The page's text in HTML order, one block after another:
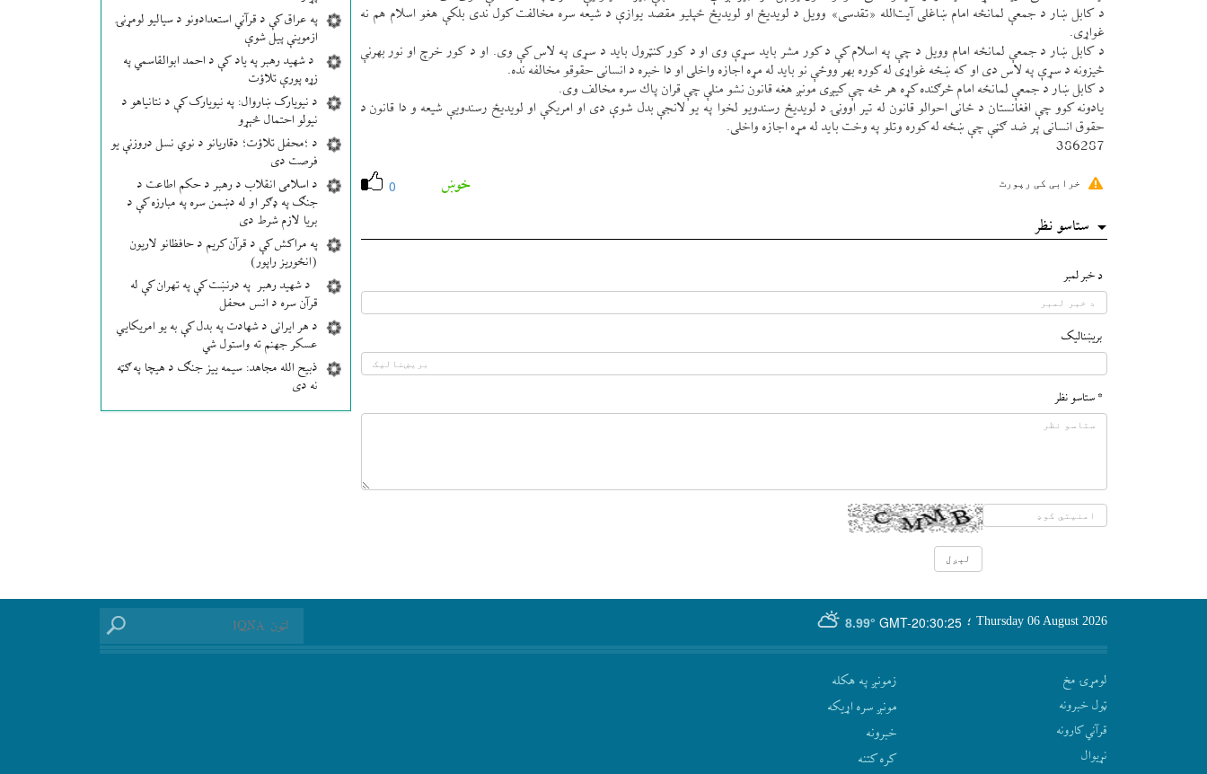
په عراق کې د قرآني استعدادونو د سیالیو لومړنۍ
ازموینې پیل شوې
د شهید رهبر په یاد کې د احمد ابوالقاسمي په
زړه پورې تلاؤت
د نیویارک ښاروال: په نیویارک کې د نتانیاهو د
نیولو احتمال څېړو
د ؛محفل تلاؤت؛ دقاریانو د نوي نسل دروزنې یو
فرصت دی
د اسلامی انقلاب د رهبر د حکم اطاعت د
جنګ په ډګر او له دښمن سره په مبارزه کې د
بریا لازم شرط دی
په مراکش کې د قرآن کریم د حافظانو لاریون
(انځوریز راپور)
د شهید رهبر په درنښت کې په تهران کې له
قرآن سره د انس محفل
د هر ایرانی د شهادت په بدل کې به یو امریکایي
عسکر جهنم ته واستول شي
ذبیح الله مجاهد: سیمه ییز جنګ د هیچا په ګټه
نه دی
د كابل ښار د جمعې لمانځه امام ښاغلی آيت‌الله «تقدسی» وويل د لويدیځ او لويدیځ ځپليو مقصد يوازې د شيعه سره مخالفت كول ندی بلكې هغو اسلام هم نه
غواړی.
د كابل ښار د جمعې لمانځه امام وويل د چې په اسلام كې د كور مشر بايد سړې وی او د كور كنټرول بايد د سړی په لاس كې وی. او د كور خرچ او نور بهرنې
څيزونه د سړې په لاس دی او كه ښځه غواړی له كوره بهر ووځې نو بايد له مړه اجازه واخلی او دا خبره د انسانی حقوقو مخالفه نده.
د كابل ښار د جمعې لمانځه امام څرګنده كړه هر څه چې كیږی مونږ هغه قانون نشو منلې چې قران پاك سره مخالف وی.
يادونه كوو چې افغانستان د ځانی احوالو قانون له تير اوونۍ د لويدیځ رسندويو لخوا په يو لانجې بدل شوې دی او امريكې او لويدیځ رسندویې شيعه و دا قانون د
حقوق انسانی پر ضد ګڼې چې ښځه له كوره وتلو په وخت بايد له مړه اجازه واخلی.
386287
0 خوښ خرابی کی رپورٹ
ستاسو نظر
د خبر لمبر
بريښناليک
* ستاسو نظر
GMT-20:30:25
8.99° Thursday 06 August 2026 ؛
لومړۍ مخ
ټول خبرونه
قرآني کارونه
نړيوال
زمونږ په هکله
مونږ سره اړيکه
‫خبرونه
کره کتنه